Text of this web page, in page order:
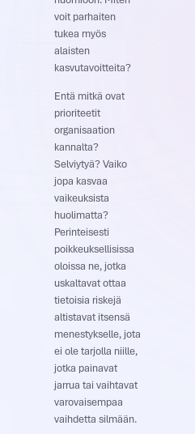
voit parhaiten
tukea myös
alaisten
kasvutavoitteita?
Entä mitkä ovat
prioriteetit
organisaation
kannalta?
Selviytyä? Vaiko
jopa kasvaa
vaikeuksista
huolimatta?
Perinteisesti
poikkeuksellisissa
oloissa ne, jotka
uskaltavat ottaa
tietoisia riskejä
altistavat itsensä
menestykselle, jota
ei ole tarjolla niille,
jotka painavat
jarrua tai vaihtavat
varovaisempaa
vaihdetta silmään.